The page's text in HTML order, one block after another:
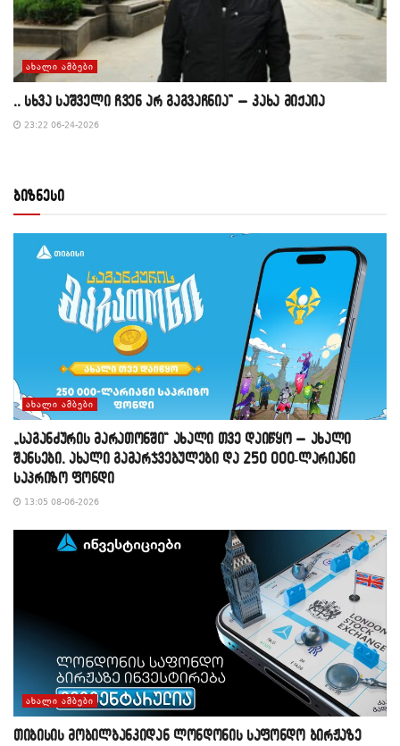
ᲐᲮᲐᲚᲘ ᲐᲛᲑᲔᲑᲘ
,, სხვა საშველი ჩვენ არ გაგვაჩნია” – კახა მიქაია
23:22 06-24-2026
ბიზნესი
ᲐᲮᲐᲚᲘ ᲐᲛᲑᲔᲑᲘ
„საგანძურის მარათონში“ ახალი თვე დაიწყო – ახალი
შანსები, ახალი გამარჯვებულები და 250 000-ლარიანი
საპრიზო ფონდი
13:05 08-06-2026
ᲐᲮᲐᲚᲘ ᲐᲛᲑᲔᲑᲘ
თიბისის მობილბანკიდან ლონდონის საფონდო ბირჟაზე